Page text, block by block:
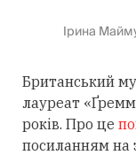
Ірина
Британський
лауреат
років. Про це
посиланням на